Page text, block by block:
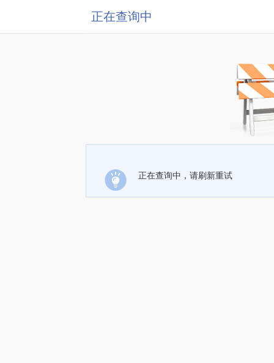
正在查询中
正在查询中，请刷新重试